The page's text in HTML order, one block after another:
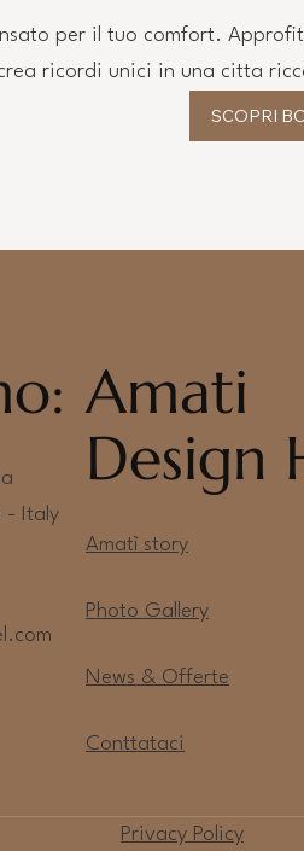
per il tuo comfort.
ricordi unici in una citta
SCOPRI
- Italy
Amati
Design
Amatì story
Photo Gallery
News & Offerte
Conttataci
Privacy Policy